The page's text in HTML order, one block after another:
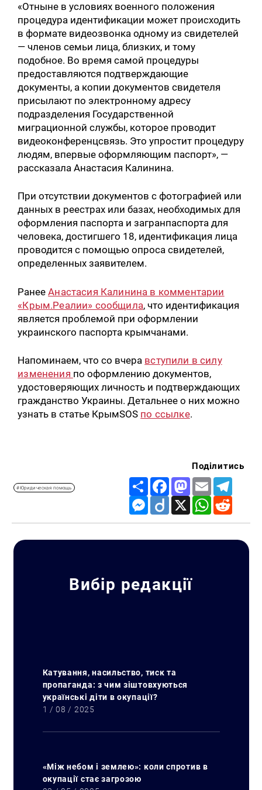
«Отныне в условиях военного положения
процедура идентификации может происходить
в формате видеозвонка одному из свидетелей
— членов семьи лица, близких, и тому
подобное. Во время самой процедуры
предоставляются подтверждающие
документы, а копии документов свидетеля
присылают по электронному адресу
подразделения Государственной
миграционной службы, которое проводит
видеоконференцсвязь. Это упростит процедуру
людям, впервые оформляющим паспорт», —
рассказала Анастасия Калинина.
При отсутствии документов с фотографией или
данных в реестрах или базах, необходимых для
оформления паспорта и загранпаспорта для
человека, достигшего 18, идентификация лица
проводится с помощью опроса свидетелей,
определенных заявителем.
РанееАнастасия Калинина в комментарии
«Крым.Реалии» сообщила, что идентификация
является проблемой при оформлении
украинского паспорта крымчанами.
Напоминаем, что со вчера вступили в силу
изменения по оформлению документов,
удостоверяющих личность и подтверждающих
гражданство Украины. Детальнее о них можно
узнать в статье КрымSOS по ссылке.
#Юридическая помощь
Поділитись
Share FacebookMastodon
Email
Messenger
Diigo X WhatsApp
Вибір редакції
Катування, насильство, тиск та
пропаганда: з чим зіштовхуються
українські діти в окупації?
1 / 08 / 2025
«Між небом і землею»: коли спротив в
окупації стає загрозою